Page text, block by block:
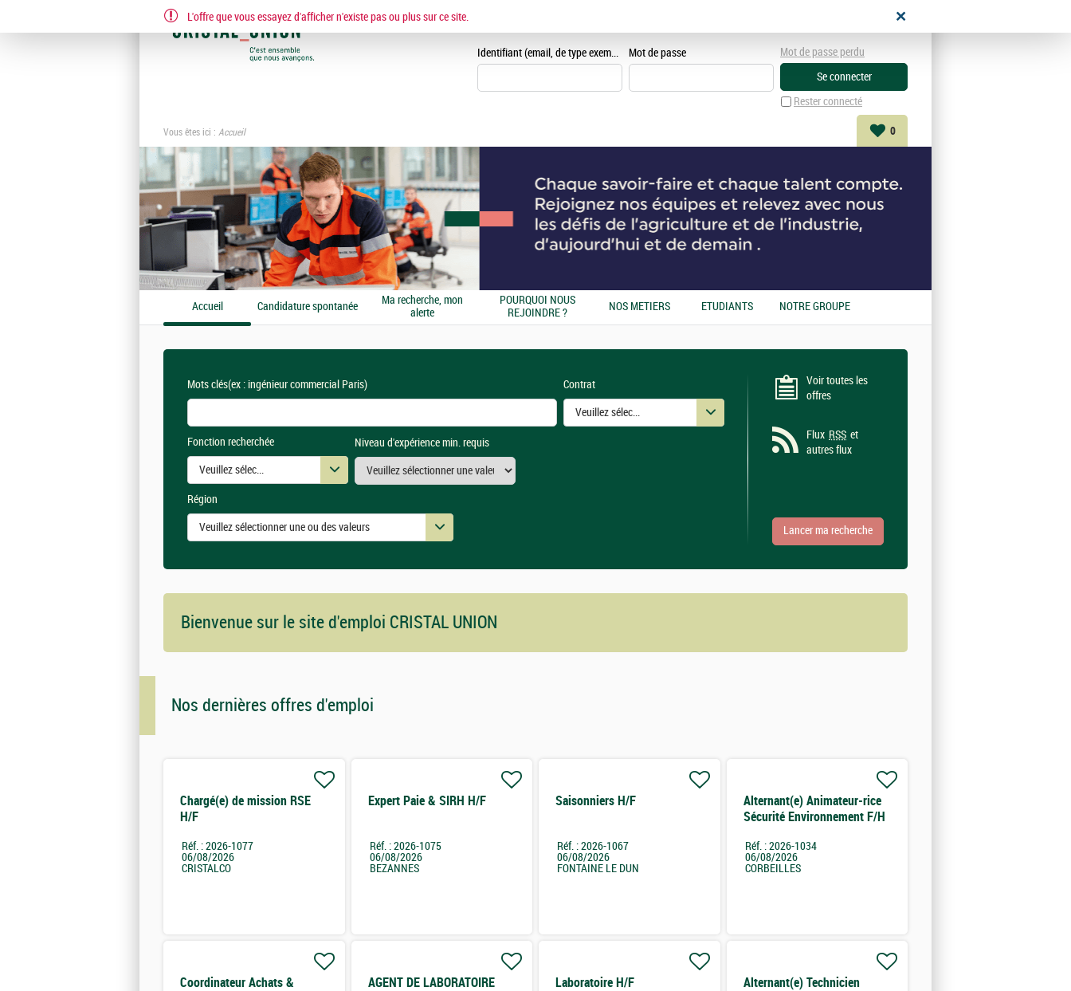
Identifiant (email, de type exemple@exemple.fr) Mot de passe
Rester connecté
Mot de passe perdu
Vous êtes ici : Accueil 0
Accueil Candidature spontanée
Ma recherche, mon
alerte
POURQUOI NOUS
REJOINDRE ?
NOS METIERS ETUDIANTS NOTRE GROUPE
Mots clés(ex : ingénieur commercial Paris) Contrat
Veuillez sélectionner une ou des valeurs
Fonction recherchée
Veuillez sélectionner une ou des valeurs
Niveau d'expérience min. requis
Région
Veuillez sélectionner une ou des valeurs
Voir toutes les
offres
Flux RSS et
autres flux
L'offre que vous essayez d'afficher n'existe pas ou plus sur ce site.
Bienvenue sur le site d'emploi CRISTAL UNION
Nos dernières offres d'emploi
Chargé(e) de mission RSE
H/F
Réf. : 2026-1077
06/08/2026
CRISTALCO
Expert Paie & SIRH H/F
Réf. : 2026-1075
06/08/2026
BEZANNES
Saisonniers H/F
Réf. : 2026-1067
06/08/2026
FONTAINE LE DUN
Alternant(e) Animateur-rice
Sécurité Environnement F/H
Réf. : 2026-1034
06/08/2026
CORBEILLES
Coordinateur Achats &
AGENT DE LABORATOIRE
Laboratoire H/F
Alternant(e) Technicien